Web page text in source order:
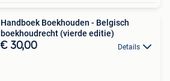
Handboek Boekhouden - Belgisch
boekhoudrecht (vierde editie)
€ 30,00 Details